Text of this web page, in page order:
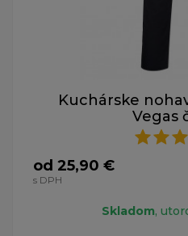
Kuchárske
Vegas
od 25,90 €
s DPH
Skladom,